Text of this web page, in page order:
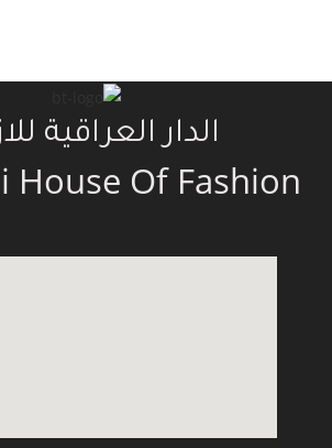
الدار العراقية
House Of Fashion